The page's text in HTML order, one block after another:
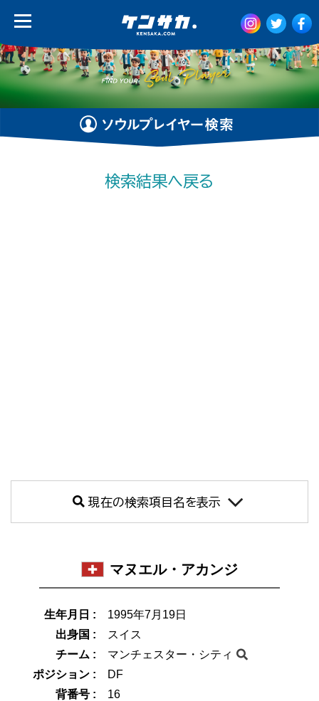
検索結果へ戻る
現在の検索項目名を表示
マヌエル・アカンジ
生年月日 :
1995年7月19日
出身国 :
スイス
チーム :
マンチェスター・シティ
ポジション :
DF
背番号 :
16